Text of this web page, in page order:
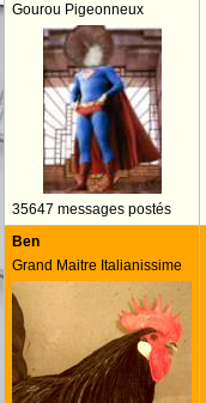
Gourou Pigeonneux
35647 messages postés
Ben
Grand Maitre Italianissime